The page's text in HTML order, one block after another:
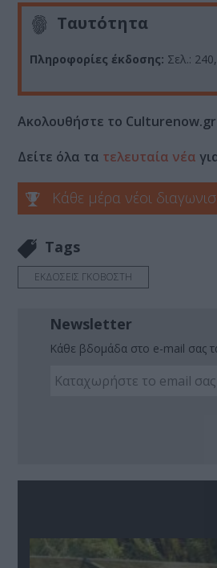
Ταυτότητα
Πληροφορίες έκδοσης: Σελ.:
Ακολουθήστε το
Δείτε όλα τα τελευταία νέα
Κάθε μέρα νέοι
Tags
ΕΚΔΟΣΕΙΣ ΓΚΟΒΟΣΤΗ
Newsletter
Κάθε βδομάδα στο e-mail σας